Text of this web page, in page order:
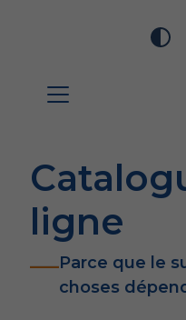
ligne
Parce que le
choses